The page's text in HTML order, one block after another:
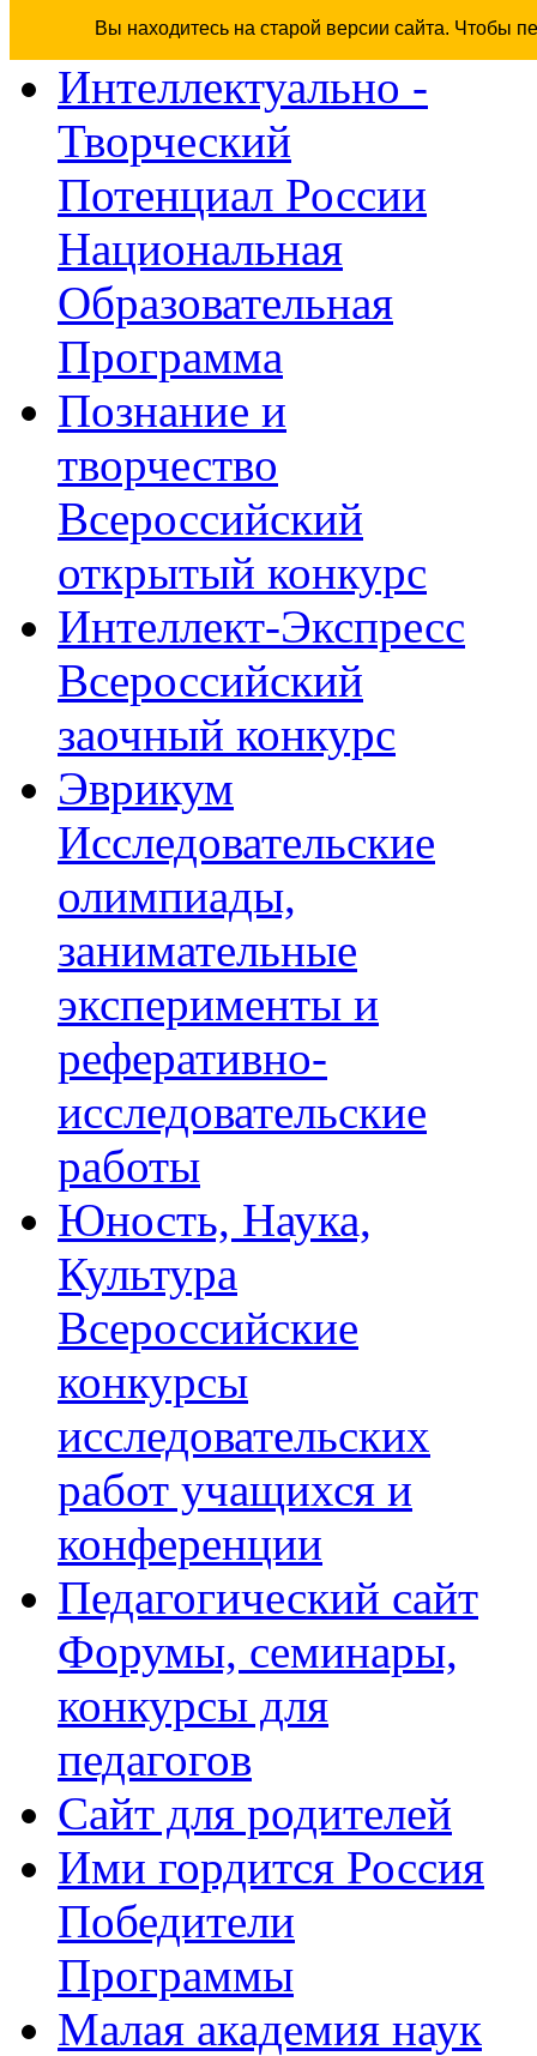
Вы находитесь на старой версии сайта. Чтобы
Интеллектуально -
Творческий
Потенциал России
Национальная
Образовательная
Программа
Познание и
творчество
Всероссийский
открытый конкурс
Интеллект-Экспресс
Всероссийский
заочный конкурс
Эврикум
Исследовательские
олимпиады,
занимательные
эксперименты и
реферативно-
исследовательские
работы
Юность, Наука,
Культура
Всероссийские
конкурсы
исследовательских
работ учащихся и
конференции
Педагогический сайт
Форумы, семинары,
конкурсы для
педагогов
Сайт для родителей
Ими гордится Россия
Победители
Программы
Малая академия наук